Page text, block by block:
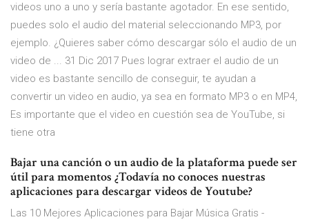
videos uno a uno y sería bastante agotador. En ese sentido,
puedes solo el audio del material seleccionando MP3, por
ejemplo. ¿Quieres saber cómo descargar sólo el audio de un
video de ... 31 Dic 2017 Pues lograr extraer el audio de un
video es bastante sencillo de conseguir, te ayudan a
convertir un video en audio, ya sea en formato MP3 o en MP4,
Es importante que el video en cuestión sea de YouTube, si
tiene otra
Bajar una canción o un audio de la plataforma puede ser
útil para momentos ¿Todavía no conoces nuestras
aplicaciones para descargar videos de Youtube?
Las 10 Mejores Aplicaciones para Bajar Música Gratis -